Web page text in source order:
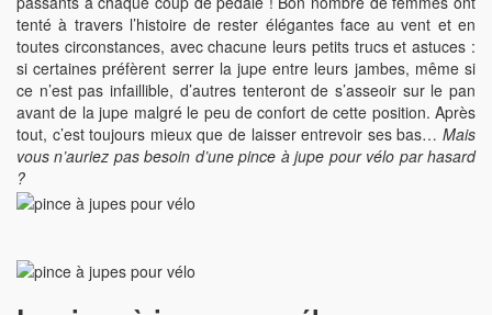
tenté à travers l’histoire de rester élégantes face au vent et en
toutes circonstances, avec chacune leurs petits trucs et astuces :
si certaines préfèrent serrer la jupe entre leurs jambes, même si
ce n’est pas infaillible, d’autres tenteront de s’asseoir sur le pan
avant de la jupe malgré le peu de confort de cette position. Après
tout, c’est toujours mieux que de laisser entrevoir ses bas… Mais
vous n’auriez pas besoin d’une pince à jupe pour vélo par hasard
?